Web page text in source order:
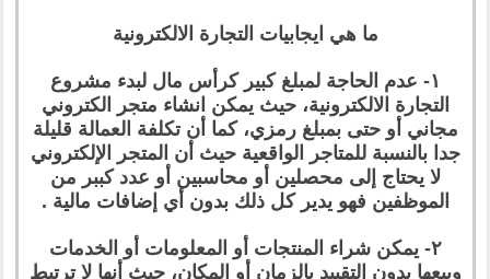
ما هي ايجابيات التجارة الالكترونية
١- عدم الحاجة لمبلغ كبير كرأس مال لبدء مشروع
التجارة الالكترونية، حيث يمكن انشاء متجر الكتروني
مجاني أو حتى بمبلغ رمزي، كما أن تكلفة العمالة قليلة
جدا بالنسبة للمتاجر الواقعية حيث أن المتجر الإلكتروني
لا يحتاج إلى محصلين أو محاسبين أو عدد كببر من
الموظفين فهو يدير كل ذلك بدون أي إضافات مالية .
٢- يمكن شراء المنتجات أو المعلومات أو الخدمات
وبيعها بدون التقييد بالزمان أو المكان، حيث أنها لا ترتبط